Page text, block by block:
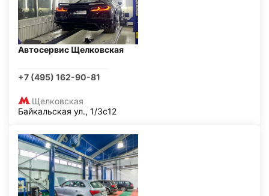
Автосервис Щелковская
+7 (495) 162-90-81
Щелковская
Байкальская ул., 1/3с12